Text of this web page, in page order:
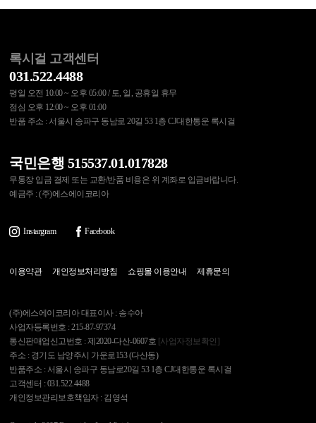
록시걸 고객센터
031.522.4488
평일 오전 10:00 ~ 오후 05:00 / 토, 일, 공휴일 휴무
점심 오후 12:00 ~ 오후 01:00
반품 주소 : 서울시 송파구 동남로 20길 53 1층 CJ대한통운 록시걸
국민은행 515537.01.017828
무통장 입금 결제 또는 교환/반품 비용은 위 계좌로 입금바랍니다.
예금주 : (주)에스에이코리아
Instargram Facebook
이용약관 개인정보처리방침 쇼핑몰 이용안내 제휴문의
(주)에스에이코리아 대표이사 : 송수아
사업자등록번호 : 215-87-97374
통신판매업신고번호 : 제2020-다산-0607호 [사업자정보확인]
주소 : 경기도 남양주시 가운로153 (다산동)
반품주소 : 서울시 송파구 동남로20길 53 1층 CJ대한통운 록시걸
고객센터 : 031.522.4488
개인정보관리보호책임자 : 김영석